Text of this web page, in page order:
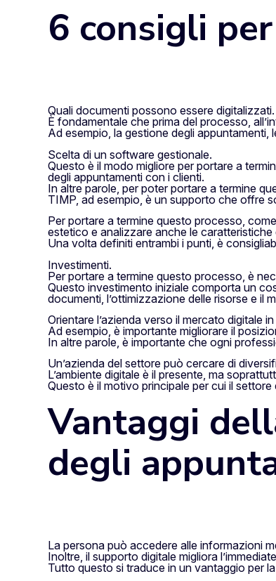
6 consigli
Quali documenti possono essere digitalizzati.
È fondamentale che prima del processo,
Ad esempio, la gestione degli appuntamenti,
Scelta di un software gestionale.
Questo è il modo migliore per portare a
degli appuntamenti con i clienti.
In altre parole, per poter portare a termine
TIMP, ad esempio, è un supporto che offre
Per portare a termine questo processo,
estetico e analizzare anche le
Una volta definiti entrambi i punti, è
Investimenti.
Per portare a termine questo processo, è
Questo investimento iniziale comporta un
documenti, l’ottimizzazione delle risorse e il
Orientare l’azienda verso il mercato digitale
Ad esempio, è importante migliorare il
In altre parole, è importante che ogni
Un’azienda del settore può cercare di
L’ambiente digitale è il presente, ma
Questo è il motivo principale per cui il
Vantaggi
degli
La persona può accedere alle informazioni
Inoltre, il supporto digitale migliora
Tutto questo si traduce in un vantaggio per